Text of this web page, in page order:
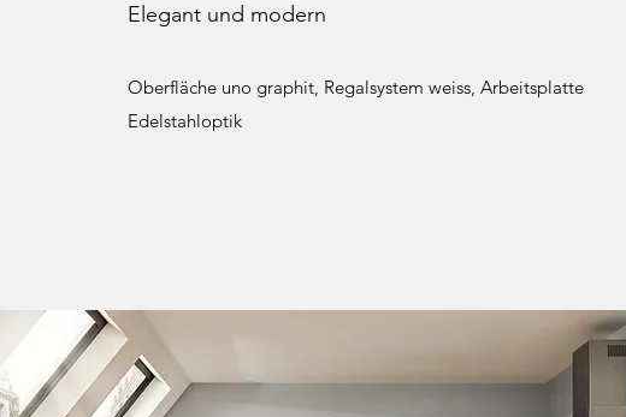
Elegant und modern
Oberfläche uno graphit, Regalsystem weiss, Arbeitsplatte
Edelstahloptik